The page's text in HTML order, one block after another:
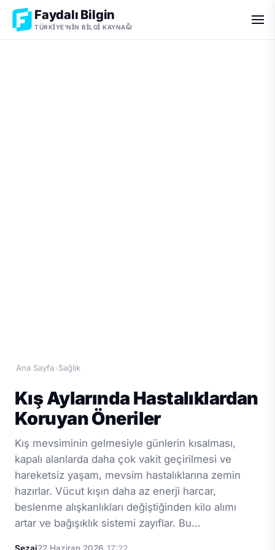
Faydalı Bilgin
TÜRKIYE'NIN BILGI KAYNAĞI
Ana Sayfa ›Sağlık
Kış Aylarında Hastalıklardan
Koruyan Öneriler
Kış mevsiminin gelmesiyle günlerin kısalması,
kapalı alanlarda daha çok vakit geçirilmesi ve
hareketsiz yaşam, mevsim hastalıklarına zemin
hazırlar. Vücut kışın daha az enerji harcar,
beslenme alışkanlıkları değiştiğinden kilo alımı
artar ve bağışıklık sistemi zayıflar. Bu...